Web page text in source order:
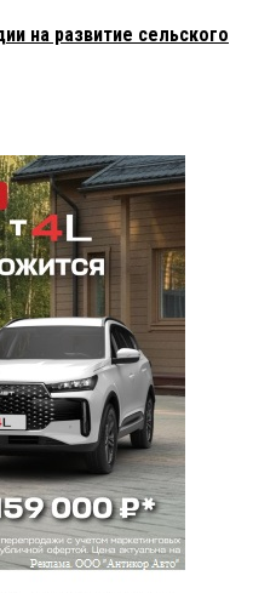
на развитие сельского